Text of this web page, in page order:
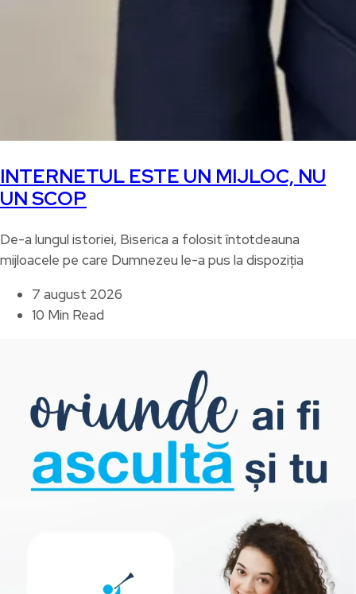
INTERNETUL ESTE UN MIJLOC, NU
UN SCOP
De-a lungul istoriei, Biserica a folosit întotdeauna
mijloacele pe care Dumnezeu le-a pus la dispoziția
7 august 2026
10 Min Read